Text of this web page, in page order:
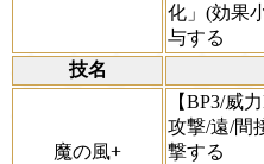
化」(効果
与する
技名
魔の風+
【BP3/威力
攻撃/遠/間
撃する